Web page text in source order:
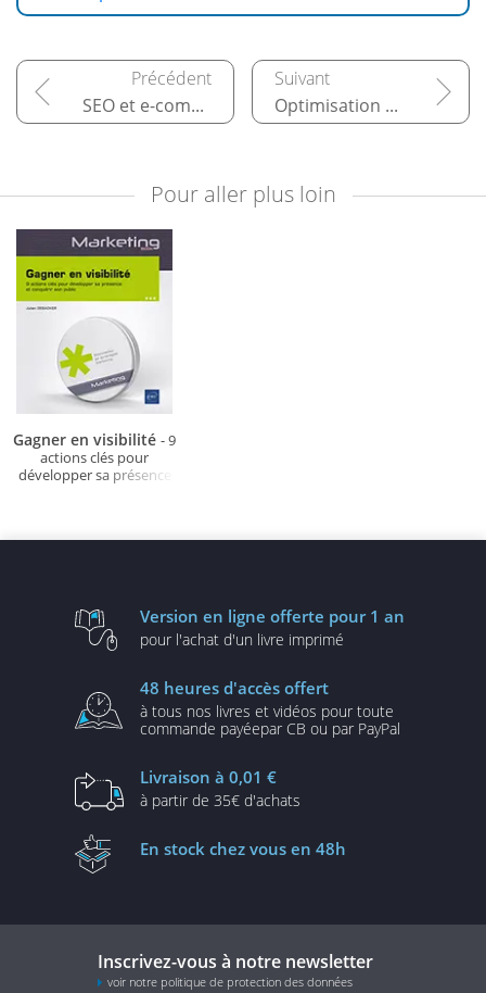
SEO et e-commerce Optimisation pour les médias sociaux (SMO)
Pour aller plus loin
Gagner en visibilité - 9
actions clés pour
développer sa présence
Version en ligne offerte pour 1 an
pour l'achat d'un livre imprimé
48 heures d'accès offert
à tous nos livres et vidéos pour toute
commande payéepar CB ou par PayPal
Livraison à 0,01 €
à partir de 35€ d'achats
En stock chez vous en 48h
Inscrivez-vous à notre newsletter
voir notre politique de protection des données